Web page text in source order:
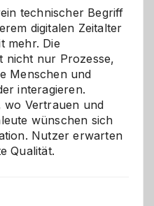
technischer Begriff
digitalen Zeitalter
mehr. Die
nicht nur Prozesse,
Menschen und
interagieren.
wo Vertrauen und
wünschen sich
Nutzer erwarten
Qualität.